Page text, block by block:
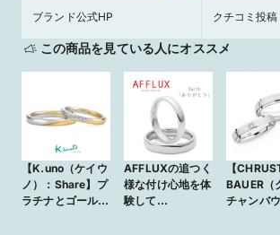
ブランド公式HP クチコミ投稿
この商品を見ている人にオススメ
【K.uno（ケイウ
ノ）：Share】プ
ラチナとゴールド
AFFLUXの追つく
様な付け心地を体
験して
【
BAUER（
チャンバウ